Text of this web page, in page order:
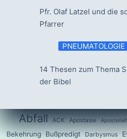
Pfr. Olaf Latzel und die
Pfarrer
PNEUMATOLOGIE
14 Thesen zum Thema
der Bibel
Abfall ACK Apostasie
Bekehrung Bußpredigt Darbysmus